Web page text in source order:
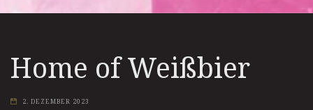
Home of Weißbier
2. DEZEMBER 2023